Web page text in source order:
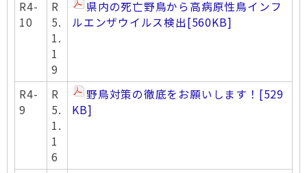
R4-
10
R
5.
1.
1
9
県内の死亡野鳥から高病原性鳥インフ
ルエンザウイルス検出[560KB]
R4-
9
R
5.
1.
1
6
野鳥対策の徹底をお願いします！ [529
KB]